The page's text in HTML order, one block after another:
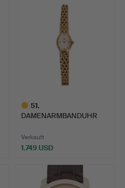
51.
DAMENARMBANDUHR
GOL…
Verkauft
1.749 USD